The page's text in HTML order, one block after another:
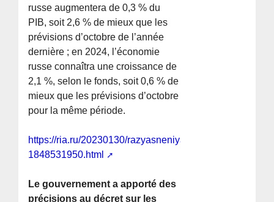
russe augmentera de 0,3 % du
PIB, soit 2,6 % de mieux que les
prévisions d’octobre de l’année
dernière ; en 2024, l’économie
russe connaîtra une croissance de
2,1 %, selon le fonds, soit 0,6 % de
mieux que les prévisions d’octobre
pour la même période.
https://ria.ru/20230130/razyasneniya-
1848531950.html
Le gouvernement a apporté des
précisions au décret sur les